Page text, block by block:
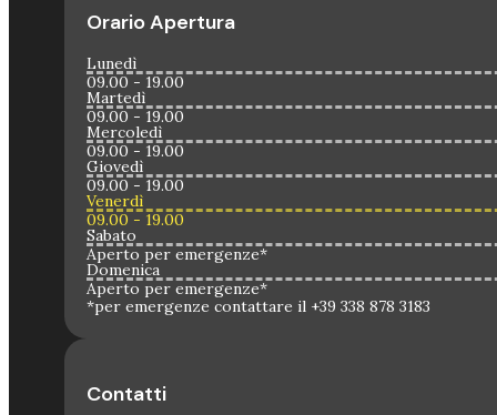
Orario Apertura
Lunedì
09.00 - 19.00
Martedì
09.00 - 19.00
Mercoledì
09.00 - 19.00
Giovedì
09.00 - 19.00
Venerdì
09.00 - 19.00
Sabato
Aperto per emergenze*
Domenica
Aperto per emergenze*
*per emergenze contattare il +39 338 878 3183
Contatti